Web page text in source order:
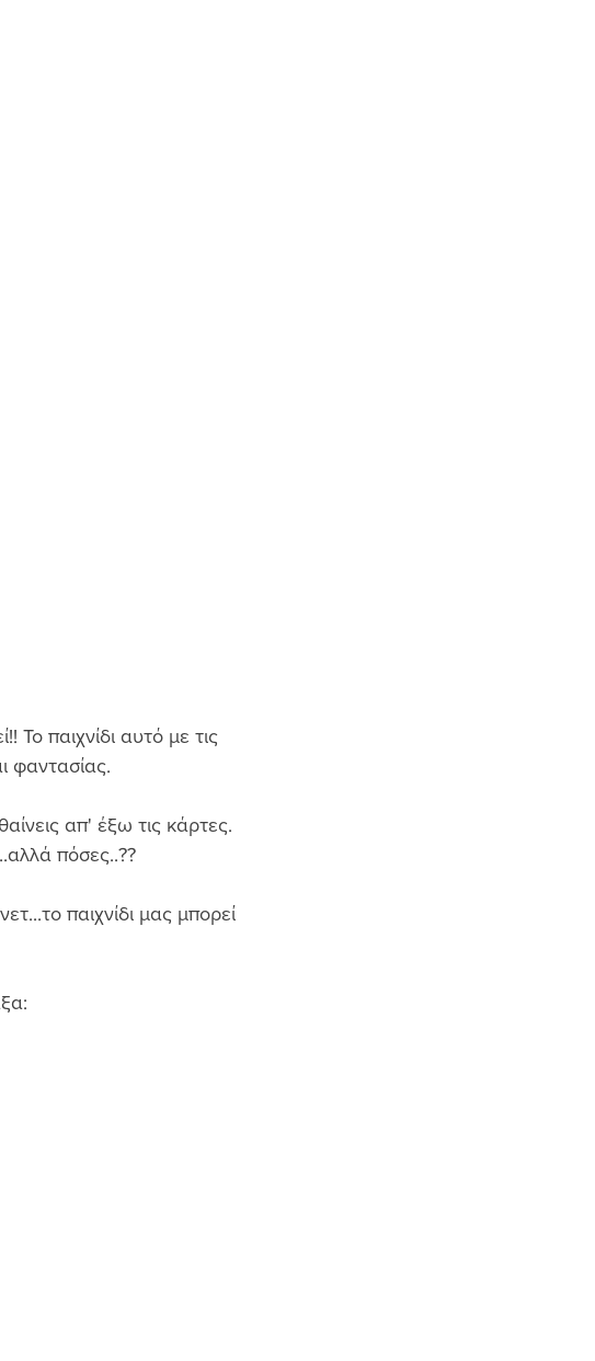
Το παιχνίδι αυτό με τις
φαντασίας.
απ' έξω τις κάρτες.
πόσες..??
παιχνίδι μας μπορεί